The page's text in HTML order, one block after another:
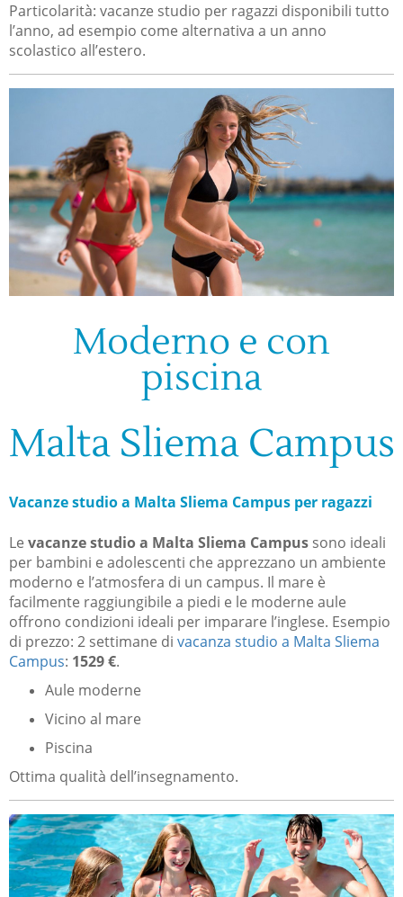
Particolarità: vacanze studio per ragazzi disponibili tutto
l’anno, ad esempio come alternativa a un anno
scolastico all’estero.
Moderno e con
piscina
Malta Sliema Campus
Vacanze studio a Malta Sliema Campus per ragazzi
Le vacanze studio a Malta Sliema Campus sono ideali
per bambini e adolescenti che apprezzano un ambiente
moderno e l’atmosfera di un campus. Il mare è
facilmente raggiungibile a piedi e le moderne aule
offrono condizioni ideali per imparare l’inglese. Esempio
di prezzo: 2 settimane di vacanza studio a Malta Sliema
Campus: 1529 €.
Aule moderne
Vicino al mare
Piscina
Ottima qualità dell’insegnamento.